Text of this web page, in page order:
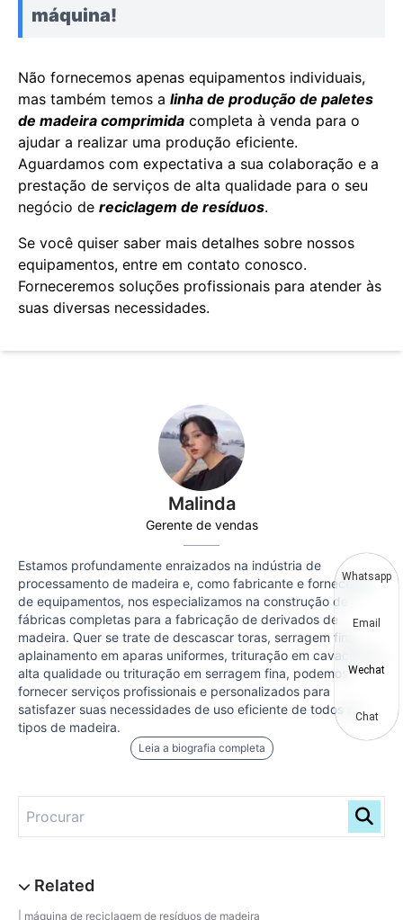
máquina!
Não fornecemos apenas equipamentos individuais,
mas também temos a linha de produção de paletes
de madeira comprimida completa à venda para o
ajudar a realizar uma produção eficiente.
Aguardamos com expectativa a sua colaboração e a
prestação de serviços de alta qualidade para o seu
negócio de reciclagem de resíduos.
Se você quiser saber mais detalhes sobre nossos
equipamentos, entre em contato conosco.
Forneceremos soluções profissionais para atender às
suas diversas necessidades.
Malinda
Gerente de vendas
Estamos profundamente enraizados na indústria de
processamento de madeira e, como fabricante e fornecedor
de equipamentos, nos especializamos na construção de
fábricas completas para a fabricação de derivados de
madeira. Quer se trate de descascar toras, serragem fina,
aplainamento em aparas uniformes, trituração em cavacos de
alta qualidade ou trituração em serragem fina, podemos
fornecer serviços profissionais e personalizados para
satisfazer suas necessidades de uso eficiente de todos os
tipos de madeira.
Leia a biografia completa
máquina de reciclagem de resíduos de madeira
Whatsapp
Email
Wechat
Chat